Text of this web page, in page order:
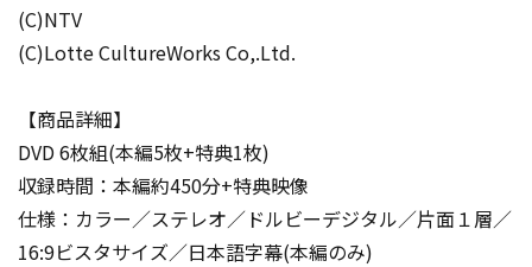
(C)NTV
(C)Lotte CultureWorks Co,.Ltd.
【商品詳細】
DVD 6枚組(本編5枚+特典1枚)
収録時間：本編約450分+特典映像
仕様：カラー／ステレオ／ドルビーデジタル／片面１層／
16:9ビスタサイズ／日本語字幕(本編のみ)